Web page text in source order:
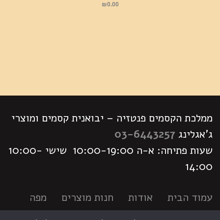
₪0.00
ממלכת הקסמים פנטזיה – יבואנית קסמים ומוצרי
ג'אגלינג 03-6443257
שעות פתיחה: א-ה 10:00-19:00 שישי 10:00-
14:00
עמוד הבית אודות חנות מוצרים
מפה
לימודי קסמים
לוח פעילויות צור קשר